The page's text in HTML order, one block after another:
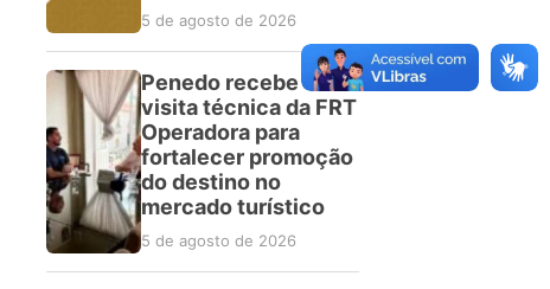
5 de agosto de 2026
Penedo recebe
visita técnica da FRT
Operadora para
fortalecer promoção
do destino no
mercado turístico
5 de agosto de 2026